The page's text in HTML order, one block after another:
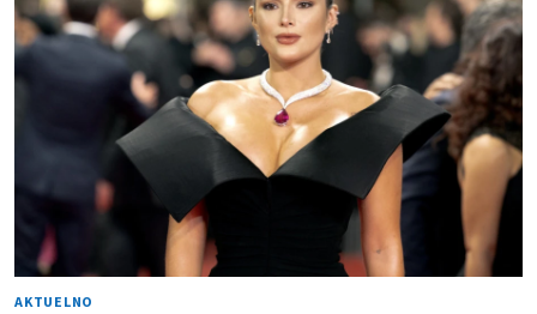
AKTUELNO